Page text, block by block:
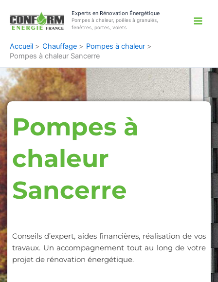
contenu
Experts en Rénovation Énergétique
Pompes à chaleur, poêles à granulés,
fenêtres, portes, volets
Accueil Chauffage
Pompes à chaleur
Pompes à chaleur Sancerre
Pompes à
chaleur
Sancerre
Conseils d’expert, aides financières, réalisation de vos
travaux. Un accompagnement tout au long de votre
projet de rénovation énergétique.